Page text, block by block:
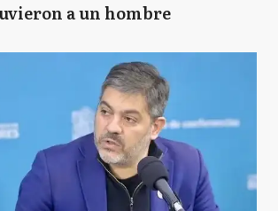
a un hombre